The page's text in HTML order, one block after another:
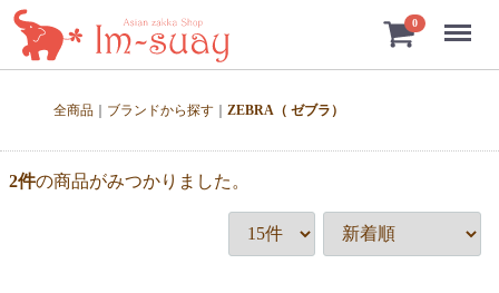
0 Menu
全商品 ブランドから探す ZEBRA（ ゼブラ）
2件の商品がみつかりました。